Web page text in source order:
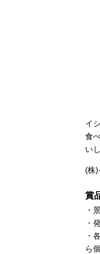
イ
食
い
(株
賞
・
・
・
ら